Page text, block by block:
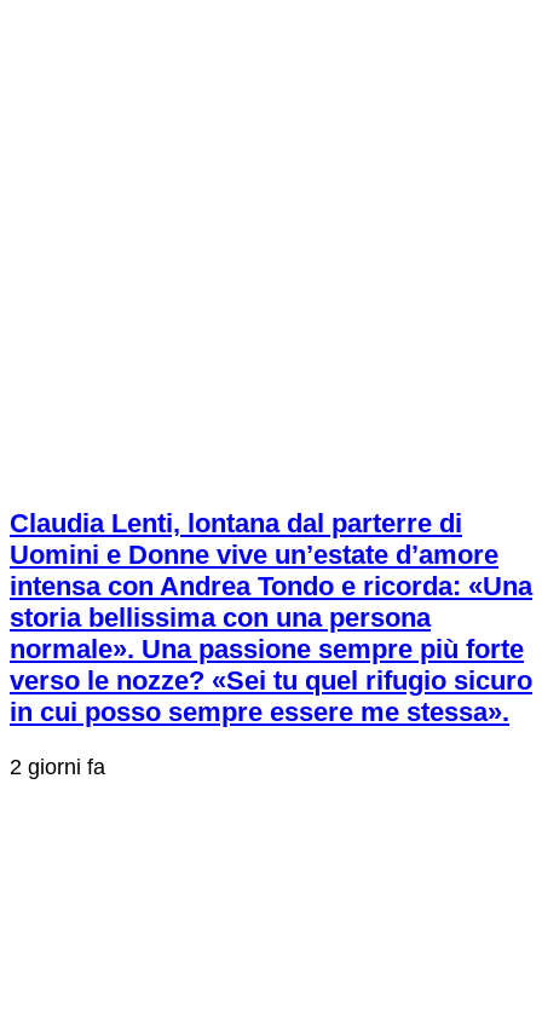
Claudia Lenti, lontana dal parterre di
Uomini e Donne vive un’estate d’amore
intensa con Andrea Tondo e ricorda: «Una
storia bellissima con una persona
normale». Una passione sempre più forte
verso le nozze? «Sei tu quel rifugio sicuro
in cui posso sempre essere me stessa».
2 giorni fa